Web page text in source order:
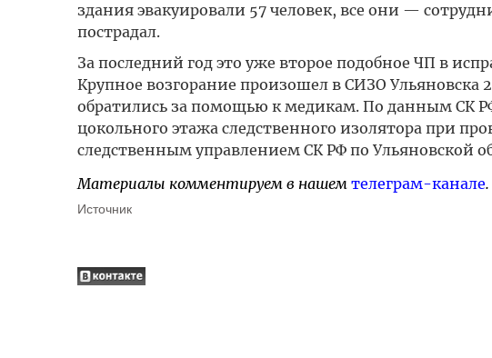
здания эвакуировали 57 человек, все они —
пострадал.
За последний год это уже второе подобное ЧП в
Крупное возгорание произошел в СИЗО Ульяновска
обратились за помощью к медикам. По данным СК
цокольного этажа следственного изолятора при
следственным управлением СК РФ по Ульяновской
Материалы комментируем в нашем телеграм-канале
Источник